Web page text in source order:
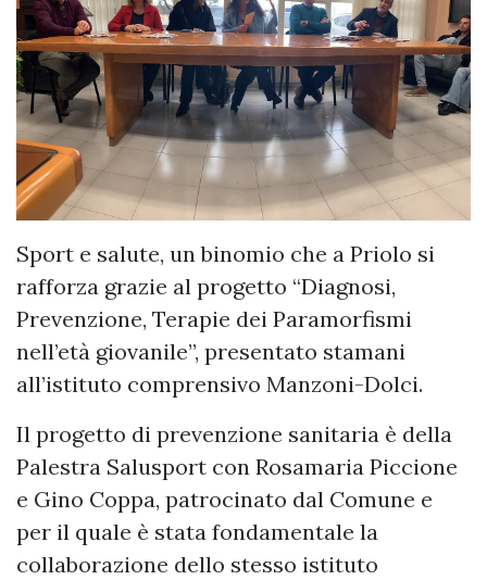
Sport e salute, un binomio che a Priolo si
rafforza grazie al progetto “Diagnosi,
Prevenzione, Terapie dei Paramorfismi
nell’età giovanile”, presentato stamani
all’istituto comprensivo Manzoni-Dolci.
Il progetto di prevenzione sanitaria è della
Palestra Salusport con Rosamaria Piccione
e Gino Coppa, patrocinato dal Comune e
per il quale è stata fondamentale la
collaborazione dello stesso istituto